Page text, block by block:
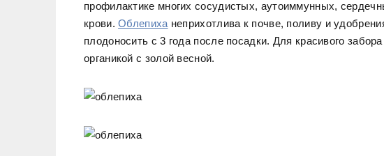
профилактике многих сосудистых, аутоиммунных,
крови.Облепиха неприхотлива к почве, поливу и
плодоносить с 3 года после посадки. Для красивого
органикой с золой весной.